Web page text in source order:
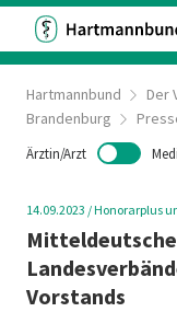
Hartmannbund Der
Brandenburg
Ärztin/Arzt
14.09.2023 /Honorarplus
Vorstands